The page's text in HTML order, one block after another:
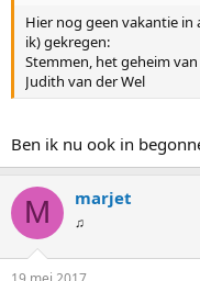
Hier nog geen vakantie
ik) gekregen:
Stemmen, het geheim
Judith van der Wel
Ben ik nu ook in
M marjet
♫